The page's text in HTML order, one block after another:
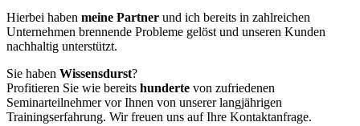
Hierbei haben meine Partner und ich bereits in zahlreichen
Unternehmen brennende Probleme gelöst und unseren Kunden
nachhaltig unterstützt.
Sie haben Wissensdurst?
Profitieren Sie wie bereits hunderte von zufriedenen
Seminarteilnehmer vor Ihnen von unserer langjährigen
Trainingserfahrung. Wir freuen uns auf Ihre Kontaktanfrage.